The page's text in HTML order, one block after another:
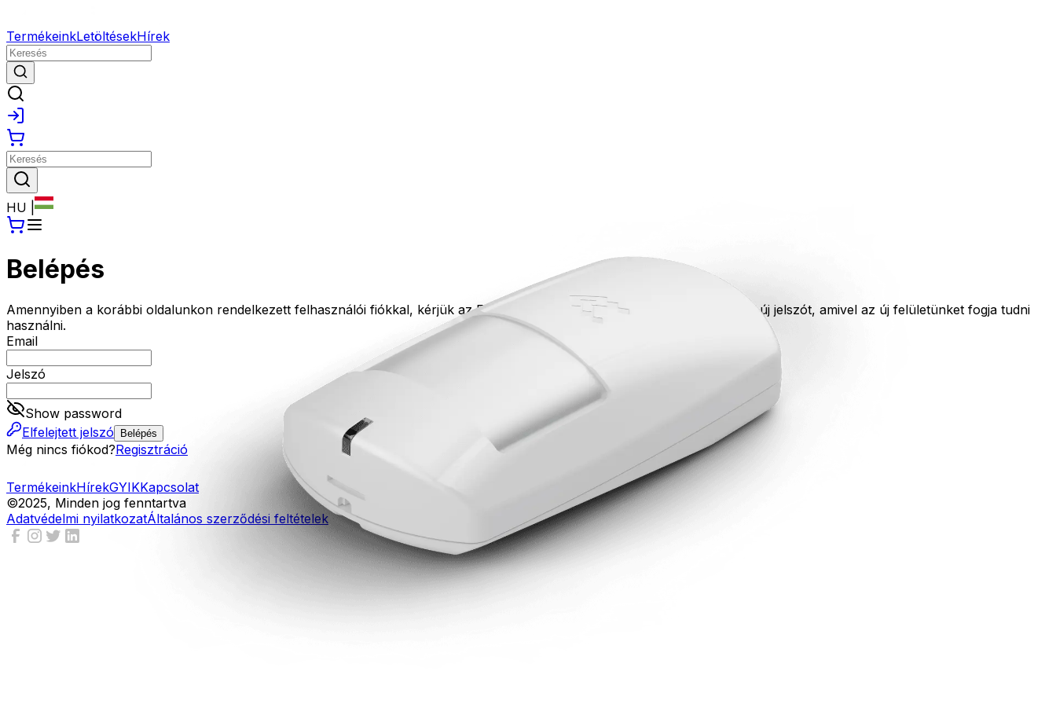
TermékeinkLetöltésekHírek
HU
Belépés
Amennyiben a korábbi oldalunkon rendelkezett felhasználói fiókkal, kérjük az Elfelejtett jelszó funkció segítségével igényeljen új jelszót, amivel az új felületünket fogja tudni
használni.
Email
Jelszó
Show password
Elfelejtett jelszó
Belépés
Még nincs fiókod?Regisztráció
TermékeinkHírekGYIKKapcsolat
©2025, Minden jog fenntartva
Adatvédelmi nyilatkozatÁltalános szerződési feltételek